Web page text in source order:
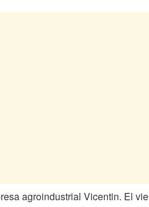
agroindustrial Vicentin. El